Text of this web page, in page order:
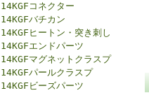
14KGFコネクター
14KGFバチカン
14KGFヒートン・突き刺し
14KGFエンドパーツ
14KGFマグネットクラスプ
14KGFパールクラスプ
14KGFビーズパーツ